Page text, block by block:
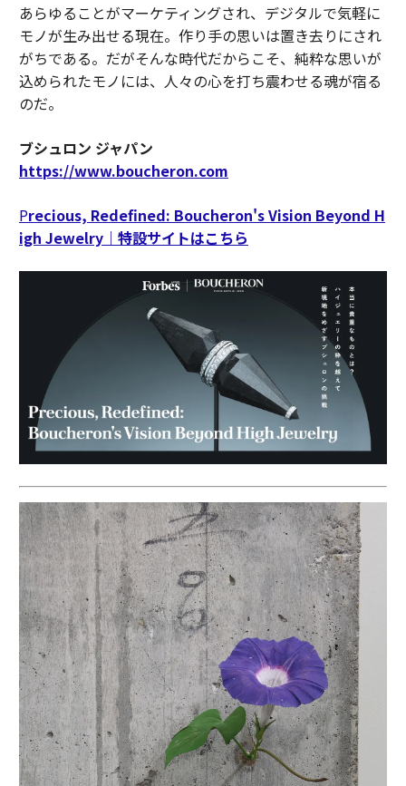
あらゆることがマーケティングされ、デジタルで気軽に
モノが生み出せる現在。作り手の思いは置き去りにされ
がちである。だがそんな時代だからこそ、純粋な思いが
込められたモノには、人々の心を打ち震わせる魂が宿る
のだ。
ブシュロン ジャパン
https://www.boucheron.com
Precious, Redefined: Boucheron's Vision Beyond H
igh Jewelry｜特設サイトはこちら